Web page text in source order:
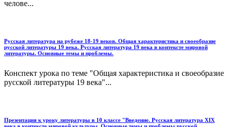
челове...
Русская литература на рубеже 18-19 веков. Общая характеристика и своеобразие
русской литературы 19 века. Русская литература 19 века в контексте мировой
литературы. Основные темы и проблемы.
Конспект урока по теме "Общая характеристика и своеобразие
русской литературы 19 века"...
Презентация к уроку литературы в 10 классе "Введение. Русская литература XIX